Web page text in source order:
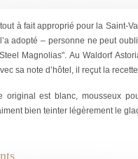
à fait approprié pour la Saint-
adopté – personne ne peut
Magnolias". Au Waldorf
sa note d’hôtel, il reçut la
original est blanc, mousseux
bien teinter légèrement le